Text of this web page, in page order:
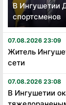
В Ингушетии
спортсменов
07.08.2026 23:09
Житель
сети
07.08.2026 23:08
В Ингушетии